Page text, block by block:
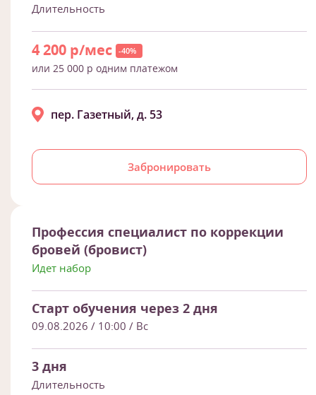
Длительность
4 200 р/мес -40%
или 25 000 р одним платежом
Забронировать
пер. Газетный, д. 53
Профессия специалист по коррекции
бровей (бровист)
Идет набор
Старт обучения через 2 дня
09.08.2026 / 10:00 / Вс
3 дня
Длительность